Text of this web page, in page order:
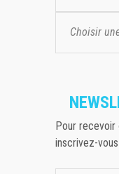
Choisir
Pour recevoir
inscrivez-